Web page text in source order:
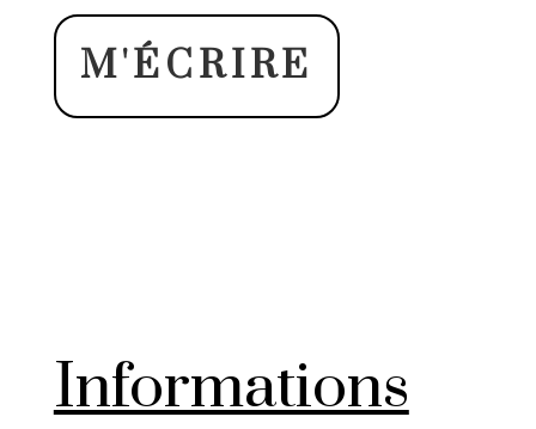
M'ÉCRIRE
Informations